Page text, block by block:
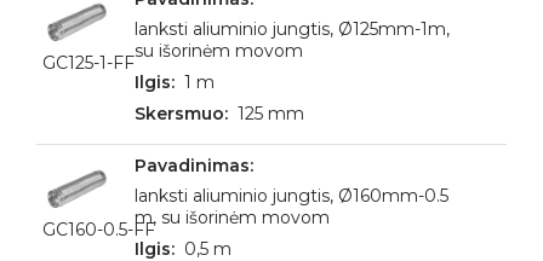
GC125-1-FF
lanksti aliuminio jungtis, Ø125mm-1m,
su išorinėm movom
1 m
125 mm
GC160-0.5-FF
lanksti aliuminio jungtis, Ø160mm-0.5
m, su išorinėm movom
0,5 m